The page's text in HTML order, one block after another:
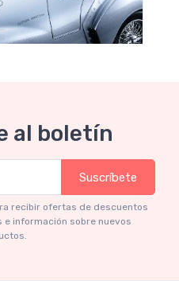
Silver Press
al boletín
Suscríbete
recibir ofertas de descuentos
información sobre nuevos